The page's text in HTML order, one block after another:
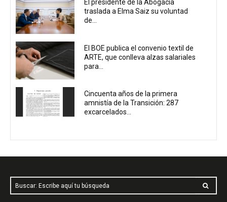
El presidente de la Abogacía
traslada a Elma Saiz su voluntad
de...
El BOE publica el convenio textil de
ARTE, que conlleva alzas salariales
para...
Cincuenta años de la primera
amnistía de la Transición: 287
excarcelados...
Buscar: Escribe aquí tu búsqueda